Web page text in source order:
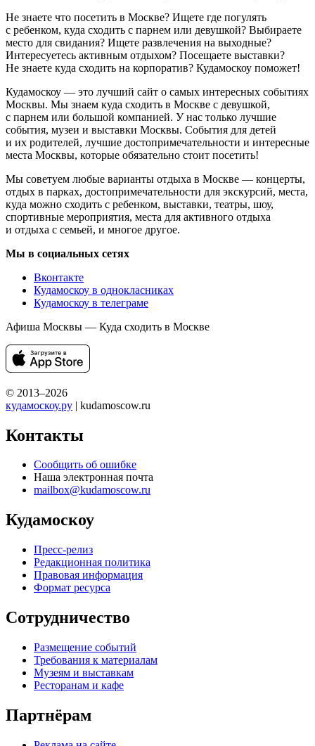
Не знаете что посетить в Москве? Ищете где погулять
с ребенком, куда сходить с парнем или девушкой? Выбираете
место для свидания? Ищете развлечения на выходные?
Интересуетесь активным отдыхом? Посещаете выставки?
Не знаете куда сходить на корпоратив? Кудамоскоу поможет!
Кудамоскоу — это лучший сайт о самых интересных событиях
Москвы. Мы знаем куда сходить в Москве с девушкой,
с парнем или большой компанией. У нас только лучшие
события, музеи и выставки Москвы. События для детей
и их родителей, лучшие достопримечательности и интересные
места Москвы, которые обязательно стоит посетить!
Мы советуем любые варианты отдыха в Москве — концерты,
отдых в парках, достопримечательности для экскурсий, места,
куда можно сходить с ребенком, выставки, театры, шоу,
спортивные мероприятия, места для активного отдыха
и отдыха с семьей, и многое другое.
Мы в социальных сетях
Вконтакте
Кудамоскоу в однокласниках
Кудамоскоу в телеграме
Афиша Москвы — Куда сходить в Москве
© 2013–2026
кудамоскоу.ру | kudamoscow.ru
Контакты
Сообщить об ошибке
Наша электронная почта
mailbox@kudamoscow.ru
Кудамоскоу
Пресс-релиз
Редакционная политика
Правовая информация
Формат ресурса
Сотрудничество
Размещение событий
Требования к материалам
Музеям и выставкам
Ресторанам и кафе
Партнёрам